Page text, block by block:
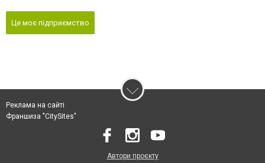
Це моє підприємство
Реклама на сайті
Франшиза "CitySites"
Автори проєкту